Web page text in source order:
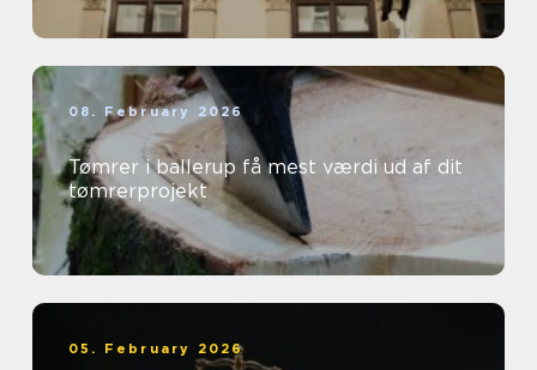
08. February 2026
Tømrer i ballerup få mest værdi ud af dit
tømrerprojekt
05. February 2026